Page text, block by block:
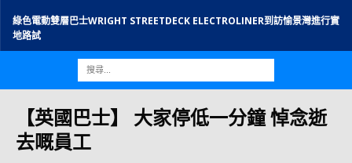
綠色電動雙層巴士WRIGHT STREETDECK ELECTROLINER到訪愉景灣進行實
地路試
【英國巴士】 大家停低一分鐘 悼念逝
去嘅員工